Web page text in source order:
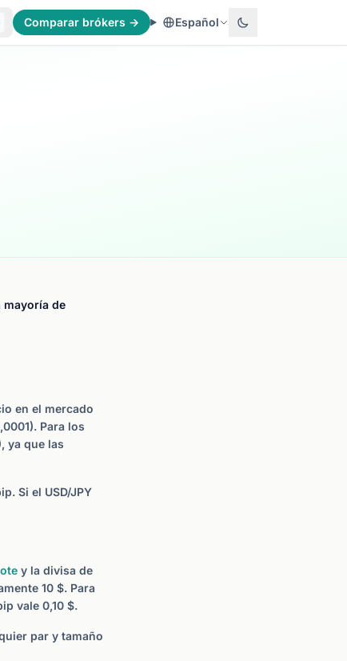
Comparar brókers → Español
mayoría de
en el mercado
Para los
ya que las
Si el USD/JPY
y la divisa de
10 $. Para
vale 0,10 $.
par y tamaño